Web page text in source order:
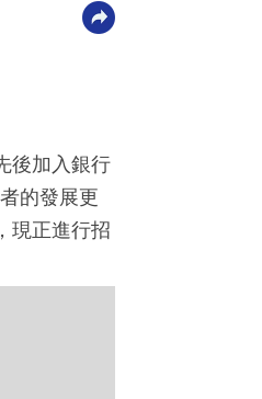
後加入銀行
的發展更
現正進行招